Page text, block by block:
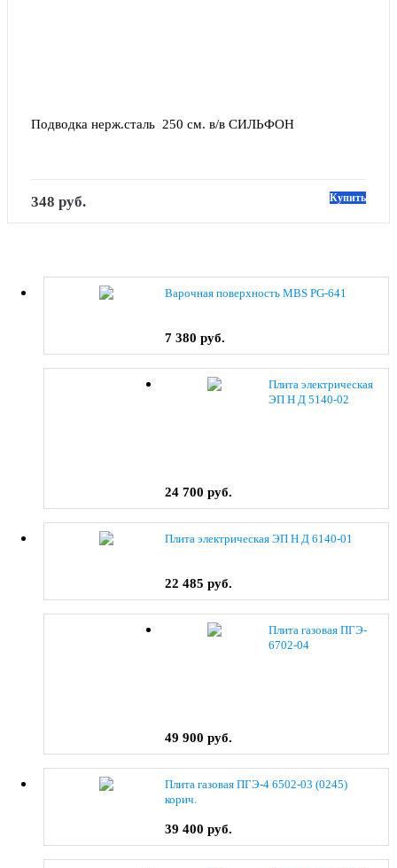
Подводка нерж.сталь  250 см. в/в СИЛЬФОН
348 руб. Купить
Варочная поверхность MBS PG-641
7 380 руб.
Плита электрическая
ЭП Н Д 5140-02
24 700 руб.
Плита электрическая ЭП Н Д 6140-01
22 485 руб.
Плита газовая ПГЭ-
6702-04
49 900 руб.
Плита газовая ПГЭ-4 6502-03 (0245)
корич.
39 400 руб.